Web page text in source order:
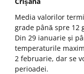
Media valorilor
grade până spre 12
Din 29 ianuarie și
temperaturile
2 februarie, dar se
perioadei.